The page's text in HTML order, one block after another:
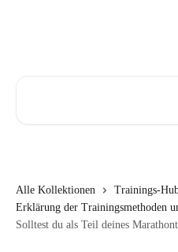
Alle Kollektionen
Trainings-
Erklärung der Trainingsmethoden
Solltest du als Teil deines